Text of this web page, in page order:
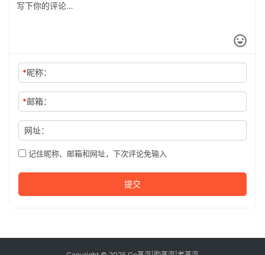
*昵称：
*邮箱：
网址：
记住昵称、邮箱和网址，下次评论免输入
提交